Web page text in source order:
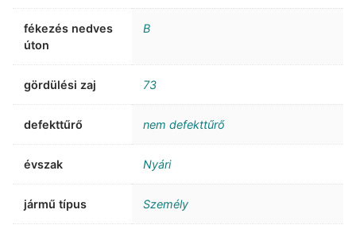
fékezés nedves
úton
B
gördülési zaj 73
defekttűrő nem defekttűrő
évszak Nyári
jármű típus Személy